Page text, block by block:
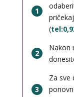
1
(
2
Nakon
3
Za sve